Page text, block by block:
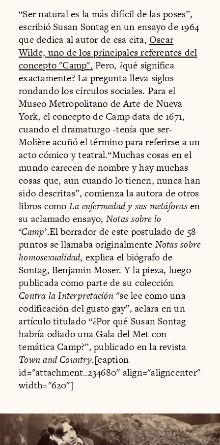
“Ser natural es la más difícil de las poses”,
escribió Susan Sontag en un ensayo de 1964
que dedica al autor de esa cita, Oscar
Wilde, uno de los principales referentes del
concepto "Camp". Pero, ¿qué significa
exactamente? La pregunta lleva siglos
rondando los círculos sociales. Para el
Museo Metropolitano de Arte de Nueva
York, el concepto de Camp data de 1671,
cuando el dramaturgo -tenía que ser-
Molière acuñó el término para referirse a un
acto cómico y teatral.“Muchas cosas en el
mundo carecen de nombre y hay muchas
cosas que, aun cuando lo tienen, nunca han
sido descritas”, comienza la autora de otros
libros como La enfermedad y sus metáforasen
su aclamado ensayo, Notas sobre lo
‘Camp’.El borrador de este postulado de 58
puntos se llamaba originalmente Notas sobre
homosexualidad, explica el biógrafo de
Sontag, Benjamin Moser. Y la pieza, luego
publicada como parte de su colección
Contra la Interpretación "se lee como una
codificación del gusto gay”, aclara en un
artículo titulado “¿Por qué Susan Sontag
habría odiado una Gala del Met con
temática Camp?”, publicado en la revista
Town and Country.[caption
id="attachment_234680" align="aligncenter"
width="620"]